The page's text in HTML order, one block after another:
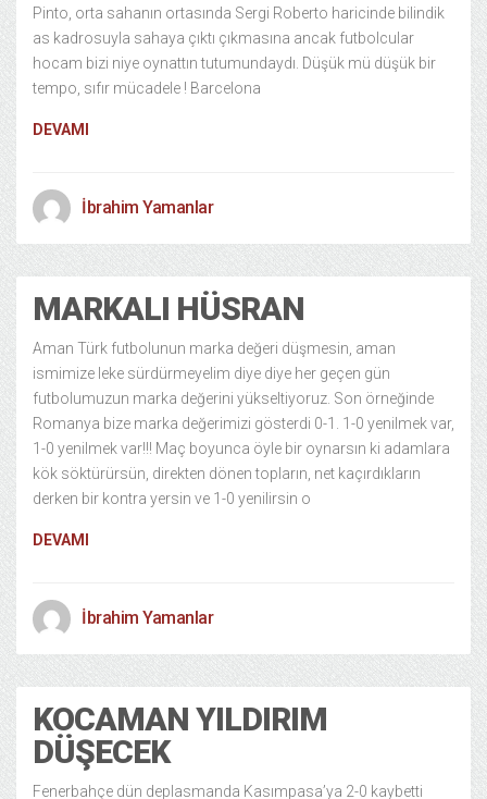
Pinto, orta sahanın ortasında Sergi Roberto haricinde bilindik
as kadrosuyla sahaya çıktı çıkmasına ancak futbolcular
hocam bizi niye oynattın tutumundaydı. Düşük mü düşük bir
tempo, sıfır mücadele ! Barcelona
DEVAMI
İbrahim Yamanlar
MARKALI HÜSRAN
Aman Türk futbolunun marka değeri düşmesin, aman
ismimize leke sürdürmeyelim diye diye her geçen gün
futbolumuzun marka değerini yükseltiyoruz. Son örneğinde
Romanya bize marka değerimizi gösterdi 0-1. 1-0 yenilmek var,
1-0 yenilmek var!!! Maç boyunca öyle bir oynarsın ki adamlara
kök söktürürsün, direkten dönen topların, net kaçırdıkların
derken bir kontra yersin ve 1-0 yenilirsin o
DEVAMI
İbrahim Yamanlar
KOCAMAN YILDIRIM
DÜŞECEK
Fenerbahçe dün deplasmanda Kasımpasa’ya 2-0 kaybetti